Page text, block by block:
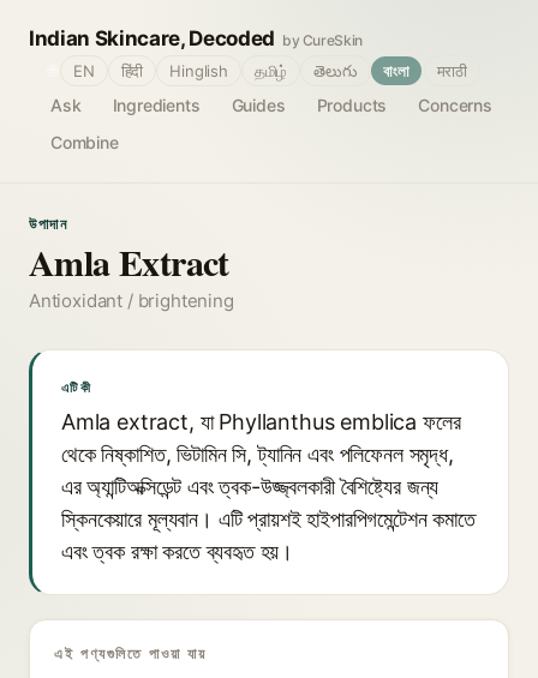
Indian Skincare, Decoded by CureSkin
Ask Ingredients Guides Products
Concerns
Combine
EN हिंदी Hinglish தமிழ் తెలుగు বাংলা मराठी
উপাদান
Amla Extract
Antioxidant / brightening
এটি কী
Amla extract, যা Phyllanthus emblica ফলের
থেকে নিষ্কাশিত, ভিটামিন সি, ট্যানিন এবং পলিফেনল সমৃদ্ধ,
এর অ্যান্টিঅক্সিডেন্ট এবং ত্বক-উজ্জ্বলকারী বৈশিষ্ট্যের জন্য
স্কিনকেয়ারে মূল্যবান। এটি প্রায়শই হাইপারপিগমেন্টেশন কমাতে
এবং ত্বক রক্ষা করতে ব্যবহৃত হয়।
এই পণ্যগুলিতে পাওয়া যায়